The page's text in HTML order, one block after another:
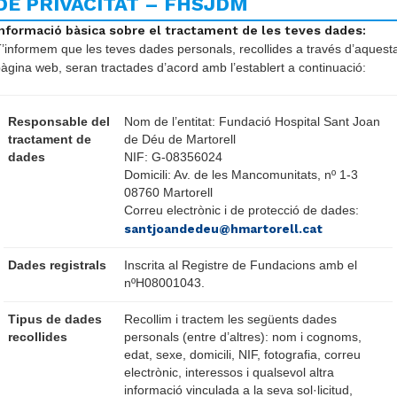
necessitats i et respondrem
bàsica sobre el tractament de les teves dades:
que les teves dades personals, recollides a través
web, seran tractades d’acord amb l’establert a continuació:
Responsable del
tractament de
dades
Nom de l’entitat: Fundació Hospital Sant Joan
de Déu de Martorell
NIF: G-08356024
Domicili: Av. de les Mancomunitats, nº 1-3
08760 Martorell
Correu electrònic i de protecció de dades:
santjoandedeu@hmartorell.cat
Dades registrals
Inscrita al Registre de Fundacions amb el
nºH08001043.
Tipus de dades
recollides
Recollim i tractem les següents dades
personals (entre d’altres): nom i cognoms,
edat, sexe, domicili, NIF, fotografia, correu
electrònic, interessos i qualsevol altra
informació vinculada a la seva sol·licitud,